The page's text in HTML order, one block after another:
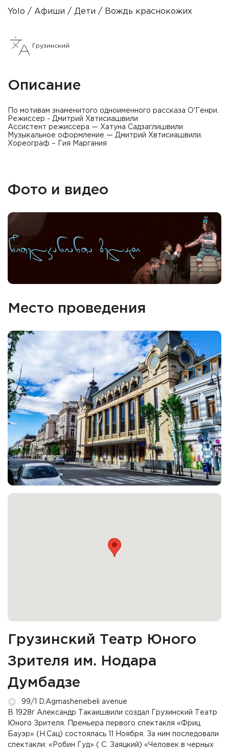
Yolo Афиши Дети Вождь краснокожих
Грузинский
Описание
По мотивам знаменитого одноименного рассказа О'Генри.
Режиссер - Дмитрий Хвтисиашвили
Ассистент режиссера — Хатуна Садзаглишвили
Музыкальное оформление — Дмитрий Хвтисиашвили.
Хореограф – Гия Маргания
Фото и видео
Место проведения
Грузинский Театр Юного
Зрителя им. Нодара
Думбадзе
99/1 D.Agmashenebeli avenue
В 1928г Александр Такаишвили создал Грузинский Театр
Юного Зрителя. Премьера первого спектакля «Фриц
Бауэр» (Н.Сац) состоялась 11 Ноября. За ним последовали
спектакли: «Робин Гуд» ( С. Заяцкий) «Человек в черных